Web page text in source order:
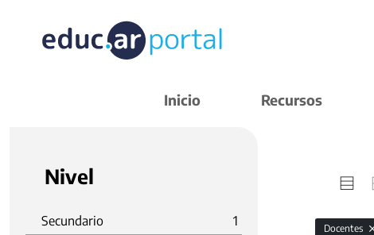
Inicio Recursos
Nivel
Secundario 1 Docentes